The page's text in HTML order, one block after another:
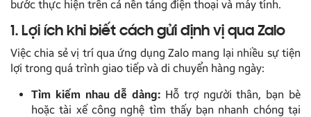
bước thực hiện trên cả nền tảng điện thoại và máy tính.
1. Lợi ích khi biết cách gửi định vị qua Zalo
Việc chia sẻ vị trí qua ứng dụng Zalo mang lại nhiều sự tiện
lợi trong quá trình giao tiếp và di chuyển hàng ngày:
Tìm kiếm nhau dễ dàng: Hỗ trợ người thân, bạn bè
hoặc tài xế công nghệ tìm thấy bạn nhanh chóng tại